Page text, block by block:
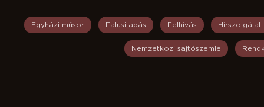
Egyházi műsor Falusi adás Felhívás Hírszolgálat
Nemzetközi sajtószemle